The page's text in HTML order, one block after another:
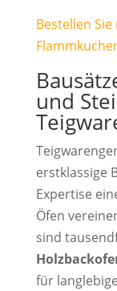
Bestellen
und
erstklassige
Expertise
Öfen
sind
für